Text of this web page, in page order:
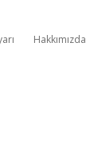
Hakkımızda